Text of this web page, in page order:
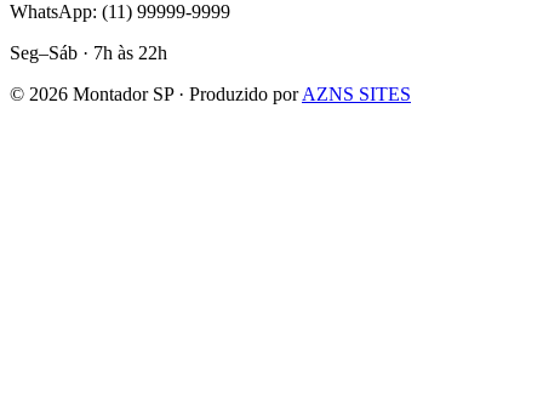
WhatsApp: (11) 99999-9999
Seg–Sáb · 7h às 22h
© 2026 Montador SP · Produzido por AZNS SITES